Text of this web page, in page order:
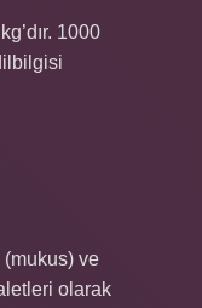
1000
(mukus) ve
olarak